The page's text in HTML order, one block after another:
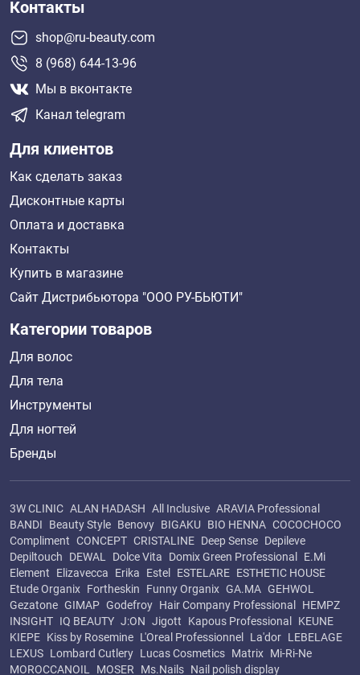
Контакты
shop@ru-beauty.com
8 (968) 644-13-96
Мы в вконтакте
Канал telegram
Для клиентов
Как сделать заказ
Дисконтные карты
Оплата и доставка
Контакты
Купить в магазине
Сайт Дистрибьютора "ООО РУ-БЬЮТИ"
Категории товаров
Для волос
Для тела
Инструменты
Для ногтей
Бренды
3W CLINIC ALAN HADASH All Inclusive ARAVIA Professional
BANDI
Beauty Style Benovy BIGAKU BIO HENNA COCOCHOCO
Compliment CONCEPT CRISTALINE Deep Sense Depileve
Depiltouch
DEWAL Dolce Vita Domix Green Professional
E.Mi
Element
Elizavecca Erika Estel ESTELARE ESTHETIC HOUSE
Etude Organix Fortheskin Funny Organix GA.MA GEHWOL
Gezatone GIMAP Godefroy Hair Company Professional
HEMPZ
INSIGHT IQ BEAUTY J:ON Jigott Kapous Professional
KEUNE
KIEPE Kiss by Rosemine L'Oreal Professionnel La'dor LEBELAGE
LEXUS Lombard Cutlery Lucas Cosmetics Matrix Mi-Ri-Ne
MOROCCANOIL
MOSER Ms.Nails Nail polish display